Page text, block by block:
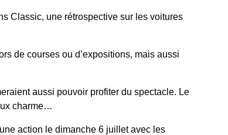
haut/bas
ou
volume.
Classic, une rétrospective sur les voitures
de courses ou d’expositions, mais aussi
aussi pouvoir profiter du spectacle. Le
charme…
action le dimanche 6 juillet avec les